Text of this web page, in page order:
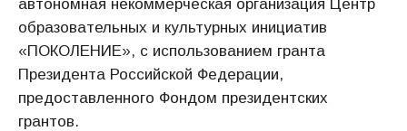
автономная некоммерческая организация Центр
образовательных и культурных инициатив
«ПОКОЛЕНИЕ», с использованием гранта
Президента Российской Федерации,
предоставленного Фондом президентских
грантов.